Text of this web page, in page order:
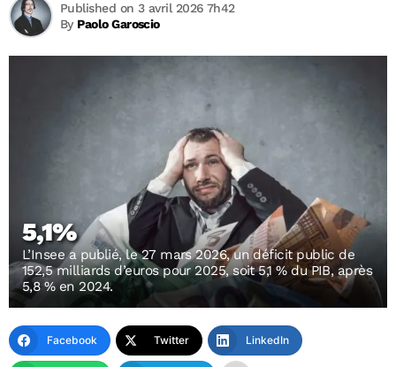
By Paolo Garoscio
Published on 3 avril 2026 7h42
5,1%
L’Insee a publié, le 27 mars 2026, un déficit public de
152,5 milliards d’euros pour 2025, soit 5,1 % du PIB, après
5,8 % en 2024.
Facebook Twitter LinkedIn